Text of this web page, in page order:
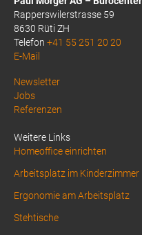
Rapperswilerstrasse 59
8630 Rüti ZH
Telefon +41 55 251 20 20
E-Mail
Above
Footer
Newsletter
Jobs
Referenzen
Weitere Links
Homeoffice einrichten
Arbeitsplatz im Kinderzimmer
Ergonomie am Arbeitsplatz
Stehtische